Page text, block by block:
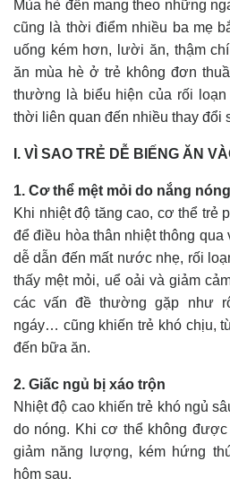
Mùa hè đến mang theo những
cũng là thời điểm nhiều ba mẹ
uống kém hơn, lười ăn, thậm
ăn mùa hè ở trẻ không đơn
thường là biểu hiện của rối
thời liên quan đến nhiều thay đổi
I. VÌ SAO TRẺ DỄ BIẾNG ĂN
1. Cơ thể mệt mỏi do nắng nóng
Khi nhiệt độ tăng cao, cơ thể trẻ
để điều hòa thân nhiệt thông
dễ dẫn đến mất nước nhẹ, rối
thấy mệt mỏi, uể oải và giảm
các vấn đề thường gặp như
ngáy… cũng khiến trẻ khó chịu,
đến bữa ăn.
2. Giấc ngủ bị xáo trộn
Nhiệt độ cao khiến trẻ khó ngủ
do nóng. Khi cơ thể không
giảm năng lượng, kém hứng
hôm sau.